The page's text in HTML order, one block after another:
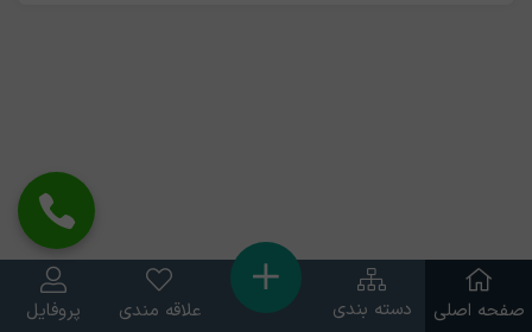
خاطر زیبایی و استحکام استفاده می شود. در صنایع فولاد
سازی، کشتی سازی، راه آهن، ساخت شیشه، بسته بندی، لوازم
برقی و خطوط انتقال برق هم می توان کاربرد آن را دید. شمش
هرمزال که در بورس کالا عرضه می گردد در واقع شمش
آلومينيوم متعلق به کارخانه هرمزگان می باشد.
صفحه اصلی دسته بندی علاقه مندی پروفایل